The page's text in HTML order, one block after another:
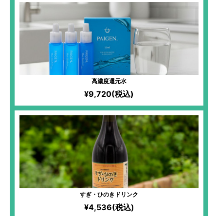
高濃度還元水
¥9,720(税込)
すぎ・ひのきドリンク
¥4,536(税込)